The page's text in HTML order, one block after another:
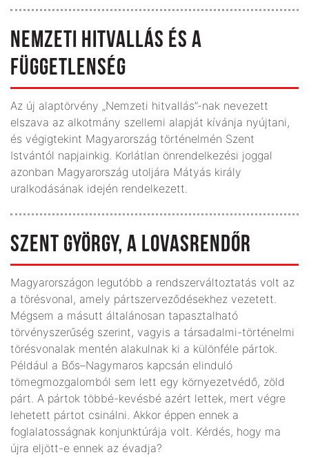
NEMZETI HITVALLÁS ÉS A
FÜGGETLENSÉG
Az új alaptörvény „Nemzeti hitvallás”-nak nevezett
elszava az alkotmány szellemi alapját kívánja nyújtani,
és végigtekint Magyarország történelmén Szent
Istvántól napjainkig. Korlátlan önrendelkezési joggal
azonban Magyarország utoljára Mátyás király
uralkodásának idején rendelkezett.
SZENT GYÖRGY, A LOVASRENDŐR
Magyarországon legutóbb a rendszerváltoztatás volt az
a törésvonal, amely pártszerveződésekhez vezetett.
Mégsem a másutt általánosan tapasztalható
törvényszerűség szerint, vagyis a társadalmi-történelmi
törésvonalak mentén alakulnak ki a különféle pártok.
Például a Bős–Nagymaros kapcsán elinduló
tömegmozgalomból sem lett egy környezetvédő, zöld
párt. A pártok többé-kevésbé azért lettek, mert végre
lehetett pártot csinálni. Akkor éppen ennek a
foglalatosságnak konjunktúrája volt. Kérdés, hogy ma
újra eljött-e ennek az évadja?